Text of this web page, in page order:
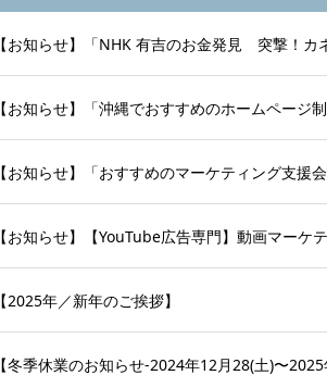
【お知らせ】「NHK 有吉のお金発見 突撃！カ
【お知らせ】「沖縄でおすすめのホームページ
【お知らせ】「おすすめのマーケティング支援
【お知らせ】【YouTube広告専門】動画マー
【2025年／新年のご挨拶】
【冬季休業のお知らせ-2024年12月28(土)〜2025